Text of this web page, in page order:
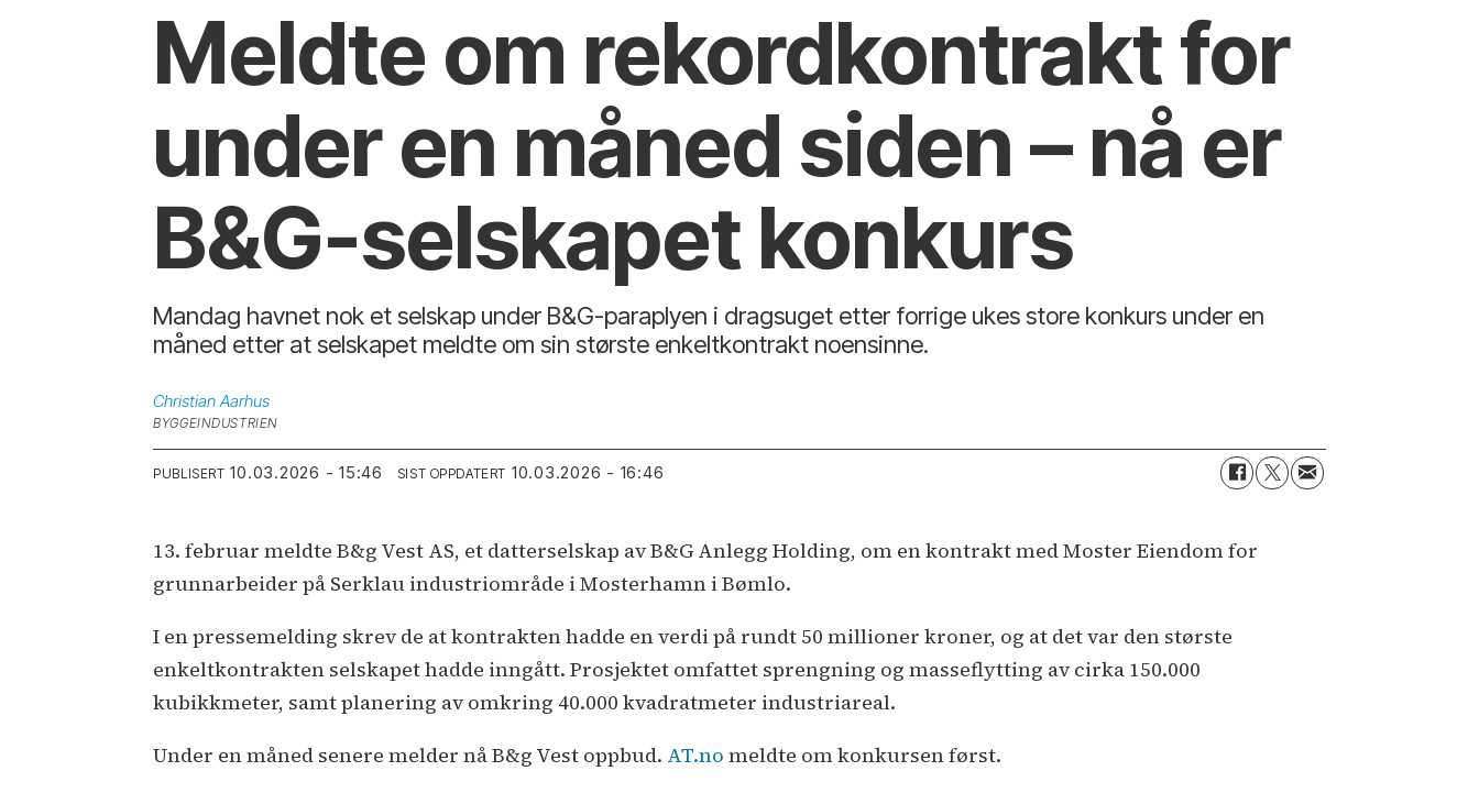
Meldte om rekordkontrakt for
under en måned siden – nå er
B&G-selskapet konkurs
Mandag havnet nok et selskap under B&G-paraplyen i dragsuget etter forrige ukes store konkurs under en
måned etter at selskapet meldte om sin største enkeltkontrakt noensinne.
Christian Aarhus
BYGGEINDUSTRIEN
PUBLISERT 10.03.2026 - 15:46 SIST OPPDATERT 10.03.2026 - 16:46
13. februar meldte B&g Vest AS, et datterselskap av B&G Anlegg Holding, om en kontrakt med Moster Eiendom for
grunnarbeider på Serklau industriområde i Mosterhamn i Bømlo.
I en pressemelding skrev de at kontrakten hadde en verdi på rundt 50 millioner kroner, og at det var den største
enkeltkontrakten selskapet hadde inngått. Prosjektet omfattet sprengning og masseflytting av cirka 150.000
kubikkmeter, samt planering av omkring 40.000 kvadratmeter industriareal.
Under en måned senere melder nå B&g Vest oppbud. AT.nomeldte om konkursen først.